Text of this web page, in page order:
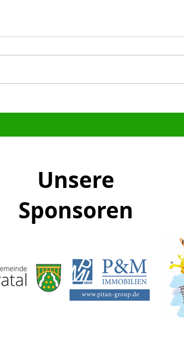
gewonnen, aber...
Unsere
Sponsoren